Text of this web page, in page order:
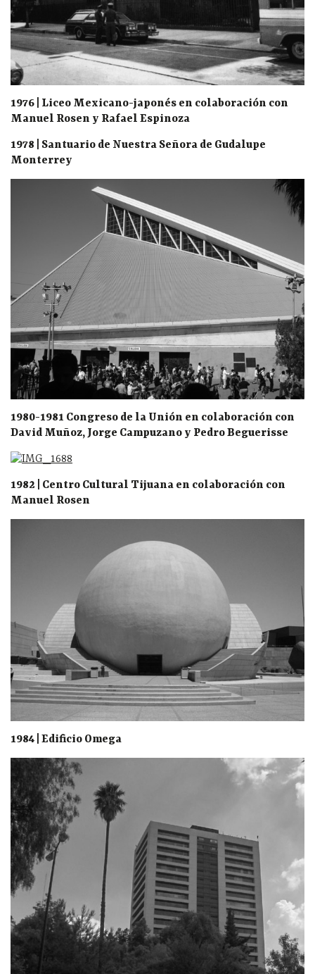
1976 | Liceo Mexicano-japonés en colaboración con
Manuel Rosen y Rafael Espinoza
1978 | Santuario de Nuestra Señora de Gudalupe
Monterrey
1980-1981 Congreso de la Unión en colaboración con
David Muñoz, Jorge Campuzano y Pedro Beguerisse
1982 | Centro Cultural Tijuana en colaboración con
Manuel Rosen
1984 | Edificio Omega